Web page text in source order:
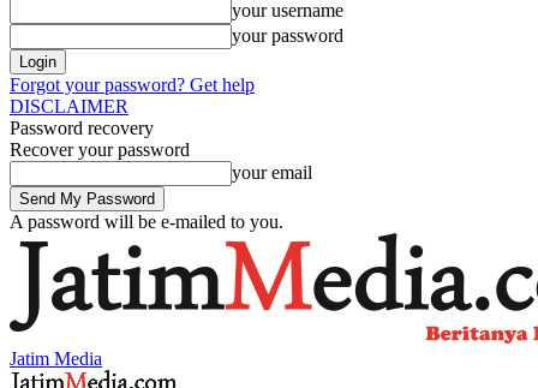
your username
your password
Forgot your password? Get help
DISCLAIMER
Password recovery
Recover your password
your email
A password will be e-mailed to you.
Jatim Media